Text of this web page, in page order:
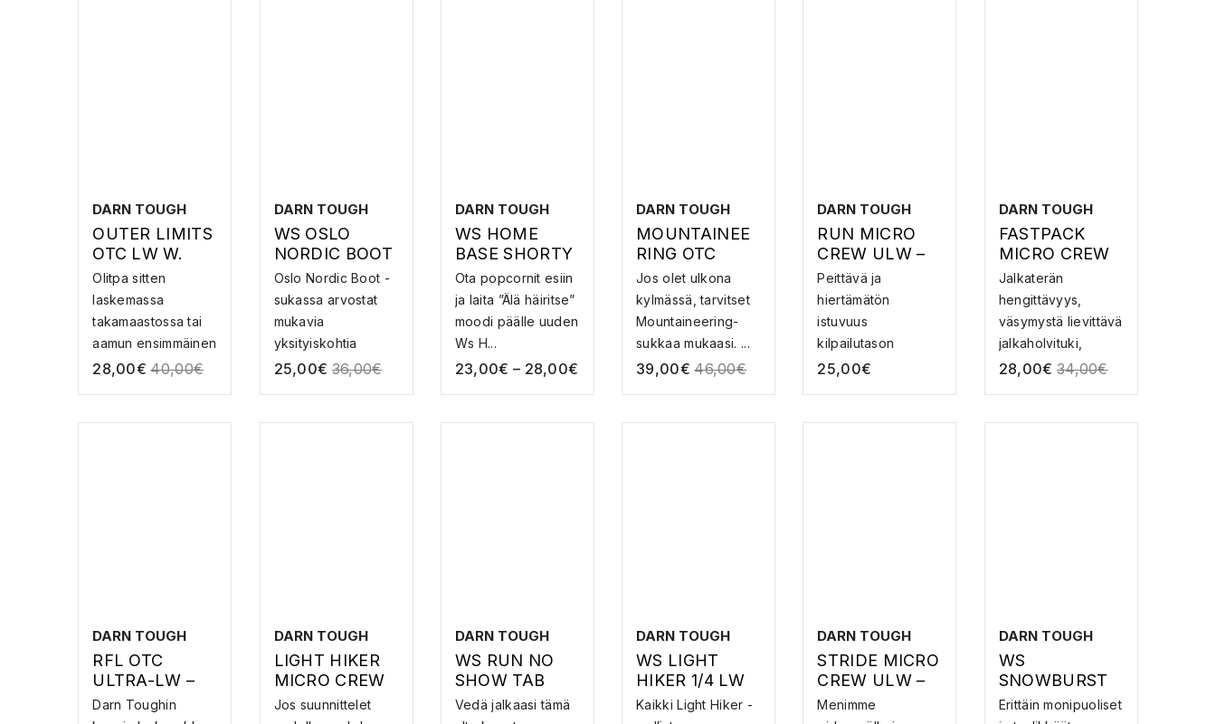
DARN TOUGH
OUTER LIMITS
OTC LW W.
CUSHION W/
PADDED SHIN
–
NEN
LASKETTELUS
UKKA
Olitpa sitten
laskemassa
takamaastossa tai
aamun ensimmäinen
rintee...
28,00€ 40,00€
DARN TOUGH
WS OSLO
NORDIC BOOT
LW W.
CUSHION –
MERINOVILLAI
LASKETTELUS
UKKA
Oslo Nordic Boot -
sukassa arvostat
mukavia
yksityiskohtia
samalla k...
25,00€ 36,00€
DARN TOUGH
WS HOME
BASE SHORTY
HW W. FULL
CUSHION –
MERINOVILLA
SUKAT
Ota popcornit esiin
ja laita ”Älä häiritse”
moodi päälle uuden
Ws H...
23,00€ – 28,00€
DARN TOUGH
MOUNTAINEE
RING OTC
EXTRA
CUSHION –
MERINOVILLAI
VUORISTOSUK
AT
Jos olet ulkona
kylmässä, tarvitset
Mountaineering-
sukkaa mukaasi. ...
39,00€ 46,00€
DARN TOUGH
RUN MICRO
CREW ULW –
MERINOVILLAI
SET
JUOKSUSUKA
Peittävä ja
hiertämätön
istuvuus
kilpailutason
kilometreihin ja hur...
25,00€
DARN TOUGH
FASTPACK
MICRO CREW
LW WITH
CUSHION –
MERINOVILLAI
SET
VAELLUSSUKA
T
Jalkaterän
hengittävyys,
väsymystä lievittävä
jalkaholvituki,
piden...
28,00€ 34,00€
DARN TOUGH
RFL OTC
ULTRA-LW –
LASKUSUKAT
Darn Toughin
DARN TOUGH
LIGHT HIKER
MICRO CREW
LW W
CUSHION –
Jos suunnittelet
DARN TOUGH
WS RUN NO
SHOW TAB
ULW –
MERINOVILLAI
Vedä jalkaasi tämä
DARN TOUGH
WS LIGHT
HIKER 1/4 LW
W CUSHION –
MERINOVILLA
Kaikki Light Hiker -
DARN TOUGH
STRIDE MICRO
CREW ULW –
MERINOVILLAI
SET
Menimme
DARN TOUGH
WS
SNOWBURST
OTC MW W.
CUSHION –
Erittäin monipuoliset